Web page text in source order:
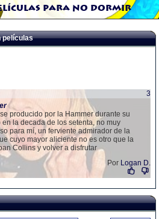
para no dormir
películas
3
producido por la Hammer durante su
la decada de los setenta, no muy
para mí, un ferviente admirador de la
cuyo mayor aliciente no es otro que la
Collins y volver a disfrutar
Por Logan D.